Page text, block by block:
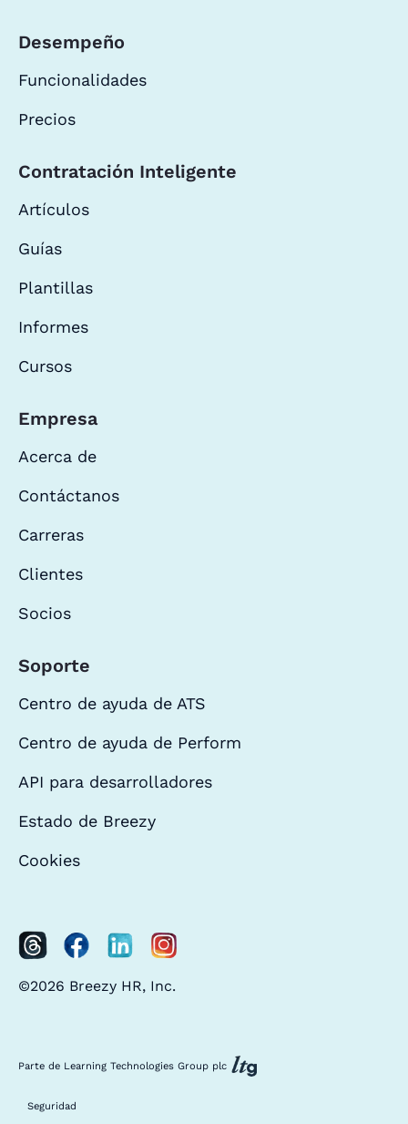
Desempeño
Funcionalidades
Precios
Contratación Inteligente
Artículos
Guías
Plantillas
Informes
Cursos
Empresa
Acerca de
Contáctanos
Carreras
Clientes
Socios
Soporte
Centro de ayuda de ATS
Centro de ayuda de Perform
API para desarrolladores
Estado de Breezy
Cookies
©2026 Breezy HR, Inc.
Parte de Learning Technologies Group plc
Seguridad